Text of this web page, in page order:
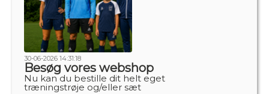
30-06-2026 14:31:18
Besøg vores webshop
Nu kan du bestille dit helt eget
træningstrøje og/eller sæt